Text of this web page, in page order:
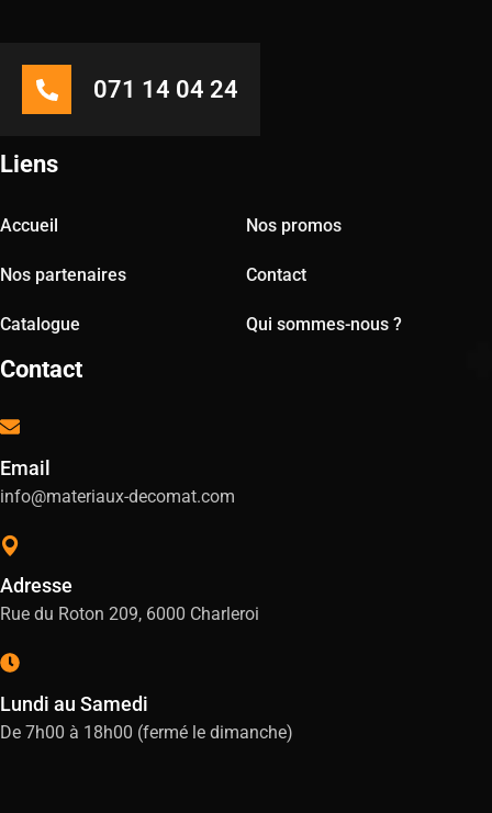
071 14 04 24
Liens
Accueil Nos promos
Nos partenaires Contact
Catalogue Qui sommes-nous ?
Contact
Email
info@materiaux-decomat.com
Adresse
Rue du Roton 209, 6000 Charleroi
Lundi au Samedi
De 7h00 à 18h00 (fermé le dimanche)